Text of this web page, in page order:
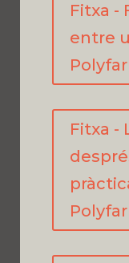
Fitxa -
entre
Fitxa -